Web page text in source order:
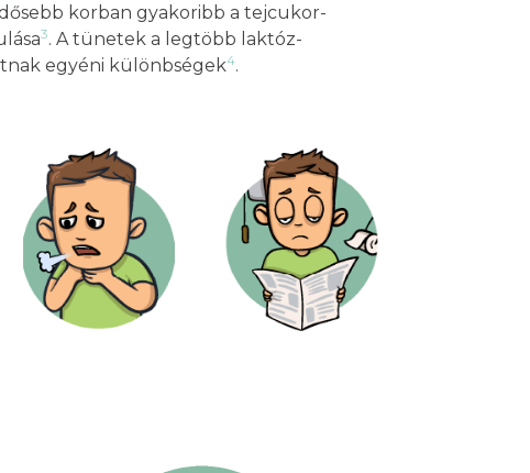
korban gyakoribb a tejcukor-
3. A tünetek a legtöbb laktóz-
egyéni különbségek4.